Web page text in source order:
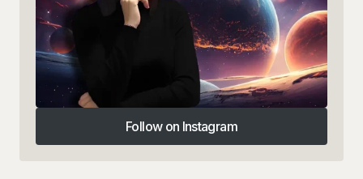
Follow on Instagram
Follow on Instagram